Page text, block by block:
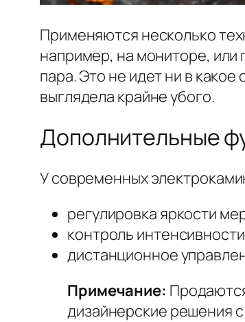
Применяются несколько
например, на мониторе,
пара. Это не идет ни в
выглядела крайне убого.
Дополнительные
У современных
регулировка яркости
контроль
дистанционное
Примечание:
дизайнерские решения